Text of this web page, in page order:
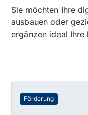
Sie möchten Ihre
ausbauen oder
ergänzen ideal
Förderung